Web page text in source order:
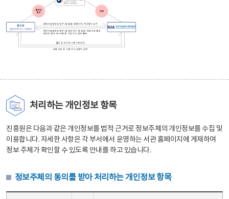
처리하는 개인정보 항목
진흥원은 다음과 같은 개인정보를 법적 근거로 정보주체의 개인정보를 수집 및
이용합니다. 자세한 사항은 각 부서에서 운영하는 서관 홈페이지에 게재하여
정보 주체가 확인할 수 있도록 안내를 하고 있습니다.
정보주체의 동의를 받아 처리하는 개인정보 항목